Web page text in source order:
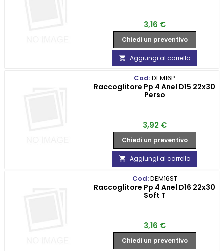
Prezzo
3,16 €
Chiedi un preventivo
 Aggiungi al carrello
Cod:DEM16P
Raccoglitore Pp 4 Anel D15 22x30
Perso
Prezzo
3,92 €
Chiedi un preventivo
 Aggiungi al carrello
Cod:DEM16ST
Raccoglitore Pp 4 Anel D16 22x30
Soft T
Prezzo
3,16 €
Chiedi un preventivo